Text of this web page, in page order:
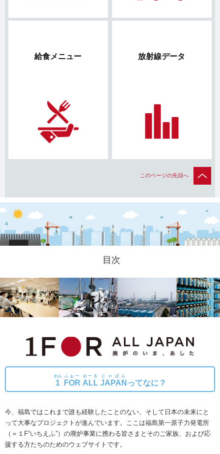
給食メニュー 放射線データ
このページの先頭へ
目次
1
わん
FOR
ふぉー
ALL
おーる
JAPAN
じゃぱん
ってなに？
今、福島ではこれまで誰も経験したことのない、そして日本の未来にと
って大事なプロジェクトが進んでいます。
ここは福島第一原子力発電所
（＝１F“いちえふ”）の廃炉事業に携わる皆さまとそのご家族、および応
援する方たちのためのウェブサイトです。